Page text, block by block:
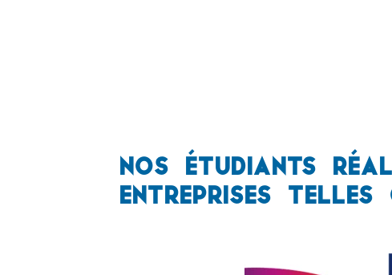
Nos étudiants
entreprises telles